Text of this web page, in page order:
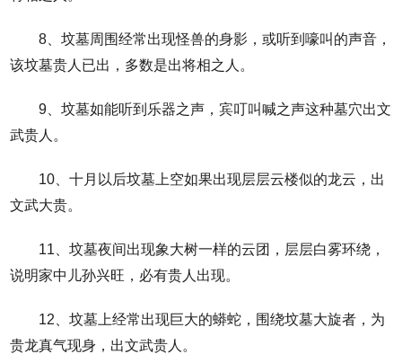
8、坟墓周围经常出现怪兽的身影，或听到嚎叫的声音，
该坟墓贵人已出，多数是出将相之人。
9、坟墓如能听到乐器之声，宾叮叫喊之声这种墓穴出文
武贵人。
10、十月以后坟墓上空如果出现层层云楼似的龙云，出
文武大贵。
11、坟墓夜间出现象大树一样的云团，层层白雾环绕，
说明家中儿孙兴旺，必有贵人出现。
12、坟墓上经常出现巨大的蟒蛇，围绕坟墓大旋者，为
贵龙真气现身，出文武贵人。